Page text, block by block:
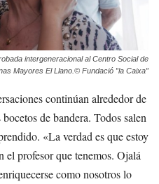
intergeneracional al Centro Social de
Mayores El Llano. © Fundació ”la Caixa”
continúan alrededor de
de bandera. Todos salen
«La verdad es que estoy
el profesor que tenemos. Ojalá
como nosotros lo